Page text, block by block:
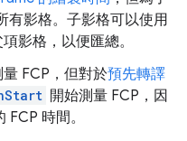
有影格。子影格可以使用
影格，以便匯總。
FCP，但對於預先轉譯
開始測量 FCP，因
時間。